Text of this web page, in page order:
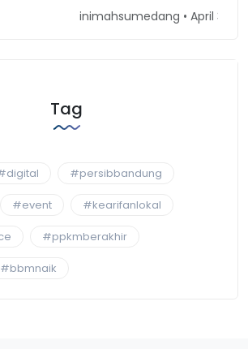
• April 30, 2026
Tag
#persibbandung
#event #kearifanlokal
#ppkmberakhir
#bbmnaik